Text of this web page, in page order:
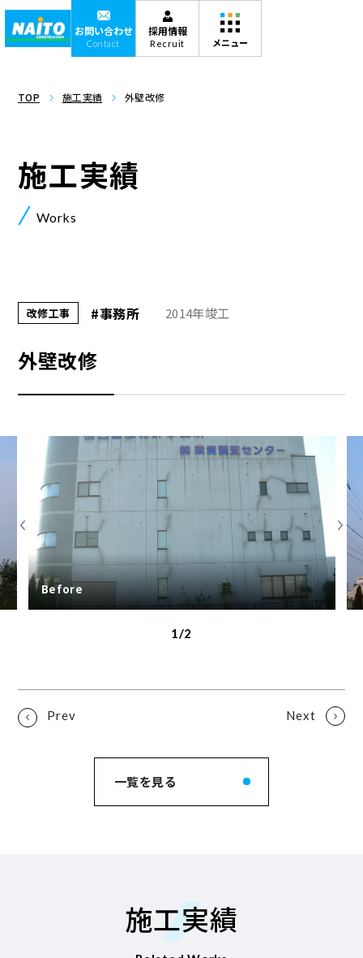
お問い合わせ
Contact
採用情報
Recruit
TOP 施工実績 外壁改修
Works
施工実績
改修工事 #事務所 2014年竣工
外壁改修
Before
2/2
一覧を見る
施工実績